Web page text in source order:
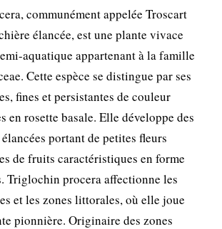
communément appelée Troscart
élancée, est une plante vivace
aquatique appartenant à la famille
Cette espèce se distingue par ses
fines et persistantes de couleur
en rosette basale. Elle développe des
portant de petites fleurs
de fruits caractéristiques en forme
Triglochin procera affectionne les
et les zones littorales, où elle joue
pionnière. Originaire des zones